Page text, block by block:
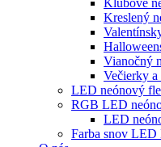
Klubové
Kreslený
Vianočný
Večierky a
LED neónový
RGB LED
LED
Farba snov LED